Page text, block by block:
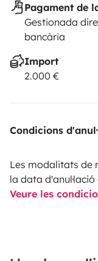
Pagament de
Gestionada
bancària
Import
2.000 €
Condicions
Les modalitats de
la data
Veure les